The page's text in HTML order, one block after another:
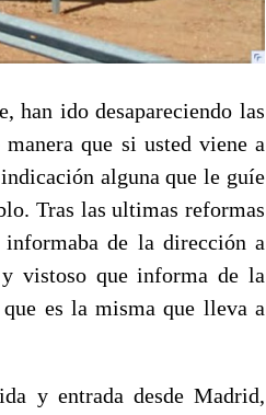
han ido desapareciendo las
que si usted viene a
alguna que le guíe
Tras las ultimas reformas
de la dirección a
vistoso que informa de la
es la misma que lleva a
y entrada desde Madrid,